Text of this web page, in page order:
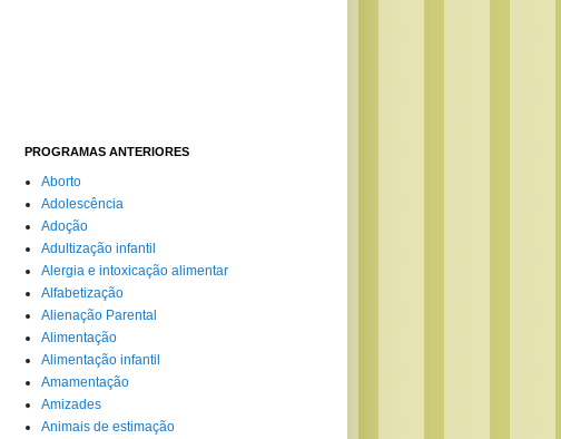
PROGRAMAS ANTERIORES
Aborto
Adolescência
Adoção
Adultização infantil
Alergia e intoxicação alimentar
Alfabetização
Alienação Parental
Alimentação
Alimentação infantil
Amamentação
Amizades
Animais de estimação